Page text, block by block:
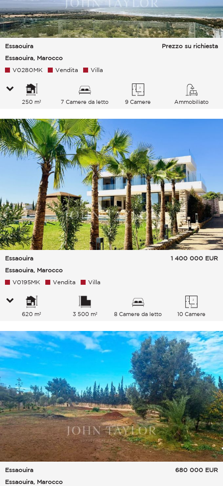
Essaouira
Essaouira, Marocco
Prezzo su richiesta
V0280MK Vendita Villa
250 m² 7 Camere da letto 9 Camere Ammobiliato
Essaouira
Essaouira, Marocco
1 400 000 EUR
V0195MK Vendita Villa
620 m² 3 500 m² 8 Camere da letto 10 Camere
Essaouira
Essaouira, Marocco
680 000 EUR